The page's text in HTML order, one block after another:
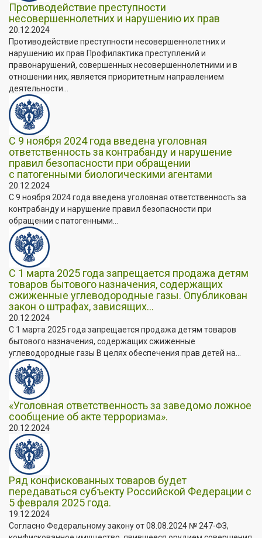
Противодействие преступности
несовершеннолетних и нарушению их прав
20.12.2024
Противодействие преступности несовершеннолетних и
нарушению их прав Профилактика преступлений и
правонарушений, совершенных несовершеннолетними и в
отношении них, является приоритетным направлением
деятельности...
С 9 ноября 2024 года введена уголовная
ответственность за контрабанду и нарушение
правил безопасности при обращении
с патогенными биологическими агентами
20.12.2024
С 9 ноября 2024 года введена уголовная ответственность за
контрабанду и нарушение правил безопасности при
обращении с патогенными...
С 1 марта 2025 года запрещается продажа детям
товаров бытового назначения, содержащих
сжиженные углеводородные газы. Опубликован
закон о штрафах, зависящих...
20.12.2024
С 1 марта 2025 года запрещается продажа детям товаров
бытового назначения, содержащих сжиженные
углеводородные газы В целях обеспечения прав детей на...
«Уголовная ответственность за заведомо ложное
сообщение об акте терроризма».
20.12.2024
Ряд конфискованных товаров будет
передаваться субъекту Российской Федерации с
5 февраля 2025 года.
19.12.2024
Согласно Федеральному закону от 08.08.2024 № 247-ФЗ,